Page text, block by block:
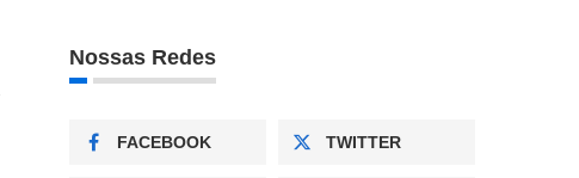
Nossas Redes
FACEBOOK TWITTER